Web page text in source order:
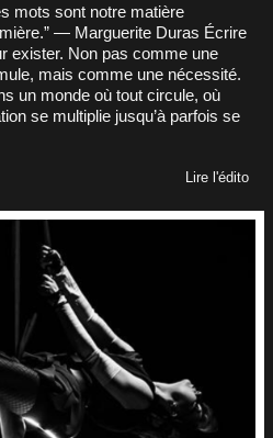
mots sont notre matière
— Marguerite Duras Écrire
exister. Non pas comme une
mais comme une nécessité.
un monde où tout circule, où
se multiplie jusqu’à parfois se
Lire l'édito